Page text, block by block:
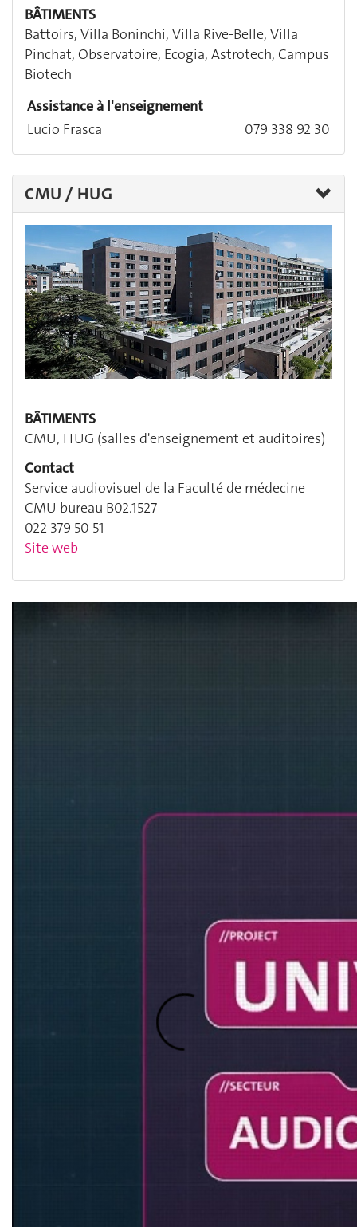
BÂTIMENTS
Battoirs, Villa Boninchi, Villa Rive-Belle, Villa
Pinchat, Observatoire, Ecogia, Astrotech, Campus
Biotech
Assistance à l'enseignement
Lucio Frasca
079 338 92 30
CMU / HUG
BÂTIMENTS
CMU, HUG (salles d'enseignement et auditoires)
Contact
Service audiovisuel de la Faculté de médecine
CMU bureau B02.1527
022 379 50 51
Site web